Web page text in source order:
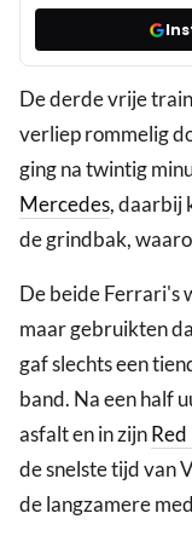
De derde vrije
verliep rommelig
ging na twintig
Mercedes, daarbij
de grindbak,
De beide Ferrari's
maar gebruikten
gaf slechts een
band. Na een half
asfalt en in zijnRed
de snelste tijd van
de langzamere